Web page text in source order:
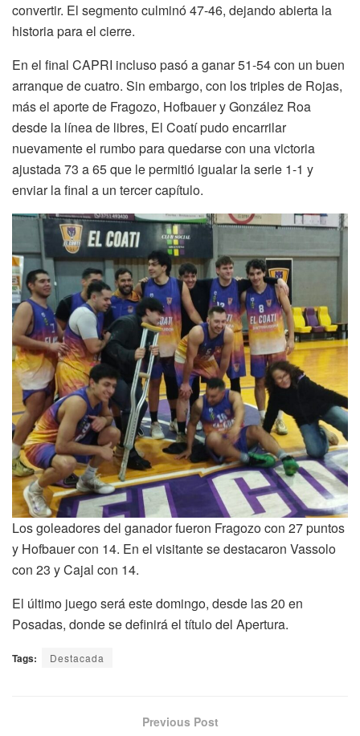
convertir. El segmento culminó 47-46, dejando abierta la
historia para el cierre.
En el final CAPRI incluso pasó a ganar 51-54 con un buen
arranque de cuatro. Sin embargo, con los triples de Rojas,
más el aporte de Fragozo, Hofbauer y González Roa
desde la línea de libres, El Coatí pudo encarrilar
nuevamente el rumbo para quedarse con una victoria
ajustada 73 a 65 que le permitió igualar la serie 1-1 y
enviar la final a un tercer capítulo.
Los goleadores del ganador fueron Fragozo con 27 puntos
y Hofbauer con 14. En el visitante se destacaron Vassolo
con 23 y Cajal con 14.
El último juego será este domingo, desde las 20 en
Posadas, donde se definirá el título del Apertura.
Tags: Destacada
Previous Post